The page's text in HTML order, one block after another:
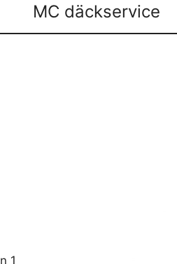
MC däckservice
1